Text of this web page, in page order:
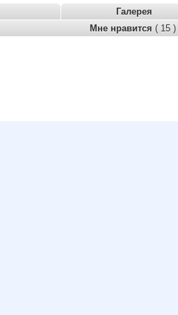
Галерея
Мне нравится ( 15 )